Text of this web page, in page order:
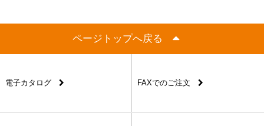
ページトップへ戻る
電子カタログ FAXでのご注文